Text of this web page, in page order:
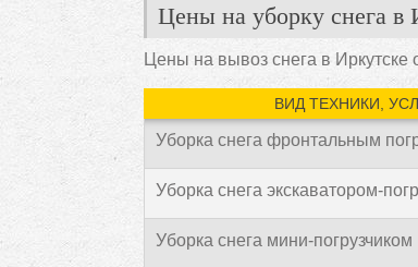
Цены на уборку снега в
Цены на вывоз снега в Иркутске
ВИД ТЕХНИКИ,
Уборка снега фронтальным
Уборка снега экскаватором-
Уборка снега мини-погрузчиком